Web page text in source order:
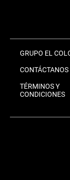
GRUPO EL
CONTÁCTANOS
TÉRMINOS Y
CONDICIONES